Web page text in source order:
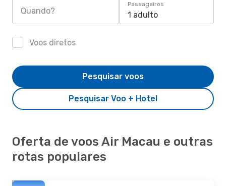
Quando?
Passageiros
1 adulto
Voos diretos
Pesquisar Voo + Hotel
Pesquisar voos
Oferta de voos Air Macau e outras
rotas populares